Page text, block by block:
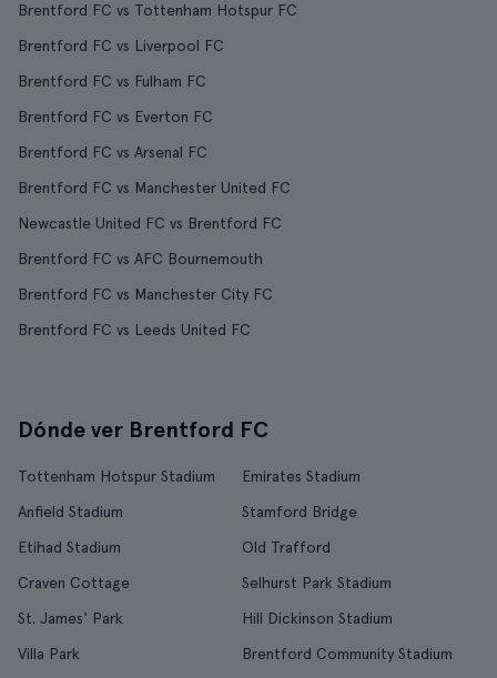
Brentford FC vs Tottenham Hotspur FC
Brentford FC vs Liverpool FC
Brentford FC vs Fulham FC
Brentford FC vs Everton FC
Brentford FC vs Arsenal FC
Brentford FC vs Manchester United FC
Newcastle United FC vs Brentford FC
Brentford FC vs AFC Bournemouth
Brentford FC vs Manchester City FC
Brentford FC vs Leeds United FC
Dónde ver Brentford FC
Tottenham Hotspur Stadium
Emirates Stadium
Anfield Stadium
Stamford Bridge
Etihad Stadium
Old Trafford
Craven Cottage
Selhurst Park Stadium
St. James' Park
Hill Dickinson Stadium
Villa Park
Brentford Community Stadium